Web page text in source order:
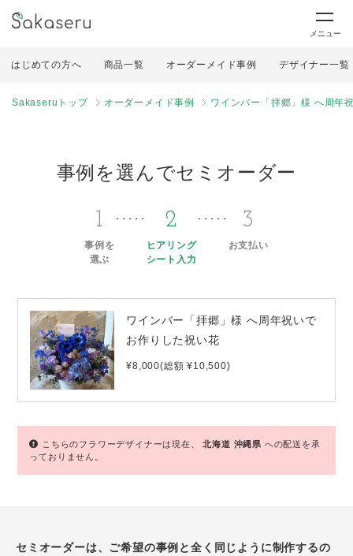
メニュー
はじめての方へ 商品一覧 オーダーメイド事例 デザイナー一覧
Sakaseruトップ オーダーメイド事例 ワインバー「拝郷」様 へ周年
事例を選んでセミオーダー
1
事例を
選ぶ
2
ヒアリング
シート入力
3
お支払い
ワインバー「拝郷」様 へ周年祝いで
お作りした祝い花
¥8,000(総額 ¥10,500)
こちらのフラワーデザイナーは現在、北海道 沖縄県 への配送を承
っておりません。
セミオーダーは、ご希望の事例と全く同じように制作するの